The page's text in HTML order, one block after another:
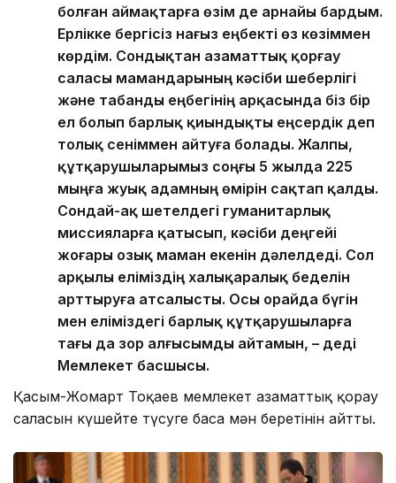
болған аймақтарға өзім де арнайы бардым.
Ерлікке бергісіз нағыз еңбекті өз көзіммен
көрдім. Сондықтан азаматтық қорғау
саласы мамандарының кәсіби шеберлігі
және табанды еңбегінің арқасында біз бір
ел болып барлық қиындықты еңсердік деп
толық сеніммен айтуға болады. Жалпы,
құтқарушыларымыз соңғы 5 жылда 225
мыңға жуық адамның өмірін сақтап қалды.
Сондай-ақ шетелдегі гуманитарлық
миссияларға қатысып, кәсіби деңгейі
жоғары озық маман екенін дәлелдеді. Сол
арқылы еліміздің халықаралық беделін
арттыруға атсалысты. Осы орайда бүгін
мен еліміздегі барлық құтқарушыларға
тағы да зор алғысымды айтамын, – деді
Мемлекет басшысы.
Қасым-Жомарт Тоқаев мемлекет азаматтық қорғау
саласын күшейте түсуге баса мән беретінін айтты.